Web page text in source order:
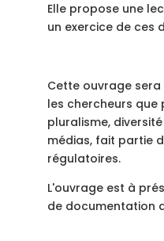
Elle propose une
un exercice de ces
Cette ouvrage
les chercheurs que
pluralisme,
médias, fait partie
régulatoires.
L'ouvrage est à
de documentation